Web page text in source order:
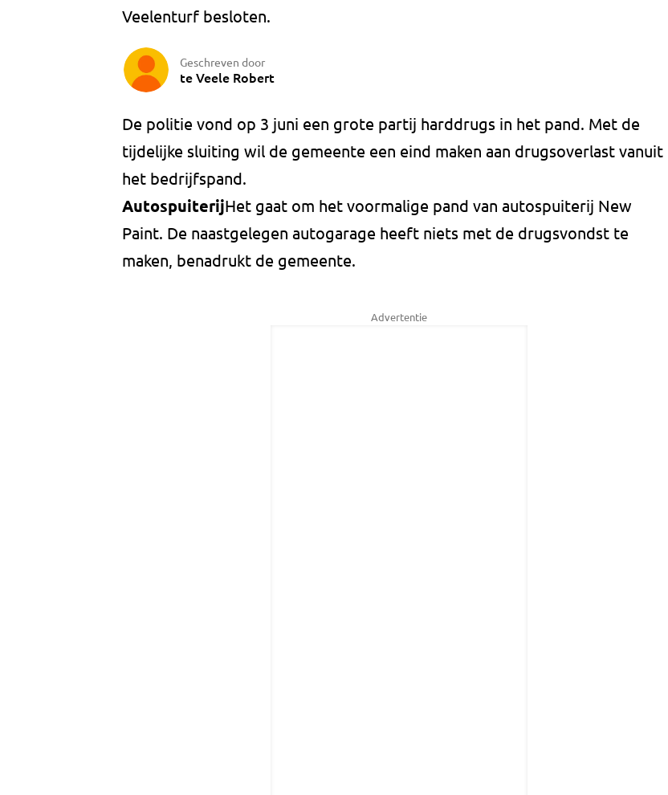
Veelenturf besloten.
Geschreven door
te Veele Robert
De politie vond op 3 juni een grote partij harddrugs in het pand. Met de
tijdelijke sluiting wil de gemeente een eind maken aan drugsoverlast vanuit
het bedrijfspand.
AutospuiterijHet gaat om het voormalige pand van autospuiterij New
Paint. De naastgelegen autogarage heeft niets met de drugsvondst te
maken, benadrukt de gemeente.
Advertentie